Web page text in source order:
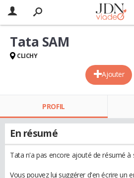
Ajouter
Tata SAM
CLICHY
PROFIL
En résumé
Tata n'a pas encore ajouté de résumé à
Vous pouvez lui suggérer d'en écrire un